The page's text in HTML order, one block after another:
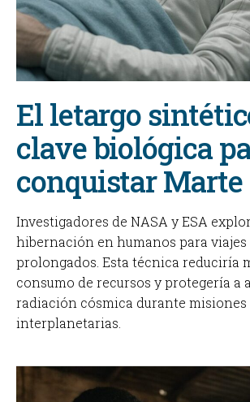
El letargo
clave biológica
conquistar Marte
Investigadores de NASA y ESA
hibernación en humanos para viajes
prolongados. Esta técnica reduciría
consumo de recursos y protegería a
radiación cósmica durante misiones
interplanetarias.